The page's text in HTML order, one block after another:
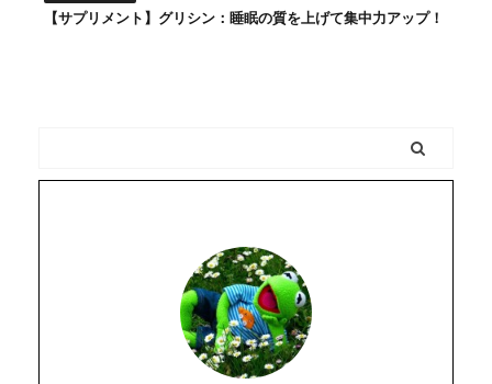
【サプリメント】グリシン：睡眠の質を上げて集中力アップ！